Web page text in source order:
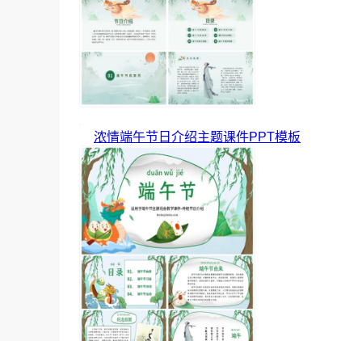
浓情端午节日介绍主题课件PPT模板